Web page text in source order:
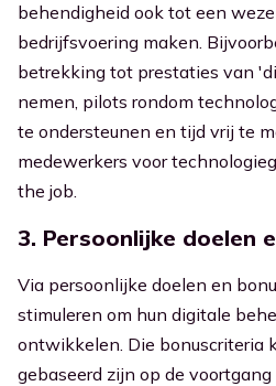
behendigheid ook tot een
bedrijfsvoering maken.
betrekking tot prestaties van
nemen, pilots rondom
te ondersteunen en tijd vrij te
medewerkers voor
the job.
3. Persoonlijke doelen
Via persoonlijke doelen en
stimuleren om hun digitale
ontwikkelen. Die bonuscriteria
gebaseerd zijn op de